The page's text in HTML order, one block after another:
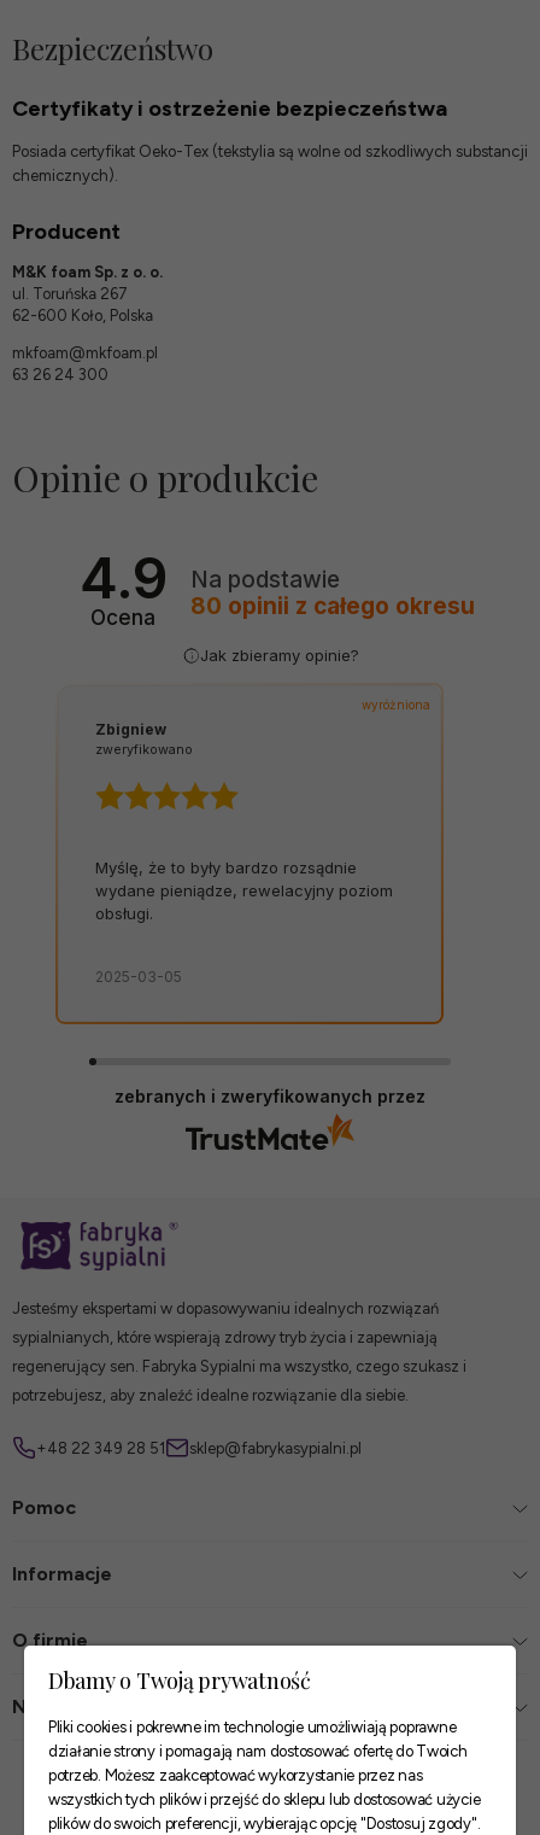
Bezpieczeństwo
Certyfikaty i ostrzeżenie bezpieczeństwa
Posiada certyfikat Oeko-Tex (tekstylia są wolne od szkodliwych substancji
chemicznych).
Producent
M&K foam Sp. z o. o.
ul. Toruńska 267
62-600 Koło, Polska
mkfoam@mkfoam.pl
63 26 24 300
Opinie o produkcie
4.9
Ocena
Na podstawie
80 opinii z całego okresu
Jak zbieramy opinie?
wyróżniona
Zbigniew
zweryfikowano
Myślę, że to były bardzo rozsądnie
wydane pieniądze, rewelacyjny poziom
obsługi.
2025-03-05
zebranych i zweryfikowanych przez
Jesteśmy ekspertami w dopasowywaniu idealnych rozwiązań
sypialnianych, które wspierają zdrowy tryb życia i zapewniają
regenerujący sen. Fabryka Sypialni ma wszystko, czego szukasz i
potrzebujesz, aby znaleźć idealne rozwiązanie dla siebie.
+48 22 349 28 51 sklep@fabrykasypialni.pl
Pomoc
Informacje
O firmie
Nasze sklepy
Zaufane płatności
Dbamy o Twoją prywatność
Pliki cookies i pokrewne im technologie umożliwiają poprawne
działanie strony i pomagają nam dostosować ofertę do Twoich
potrzeb. Możesz zaakceptować wykorzystanie przez nas
wszystkich tych plików i przejść do sklepu lub dostosować użycie
plików do swoich preferencji, wybierając opcję "Dostosuj zgody".